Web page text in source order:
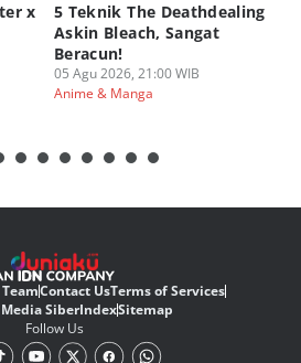
x
5 Teknik The Deathdealing
Askin Bleach, Sangat
Beracun!
05 Agu 2026, 21:00 WIB
Anime & Manga
Contact UsTerms of Services
SiberIndexSitemap
Follow Us